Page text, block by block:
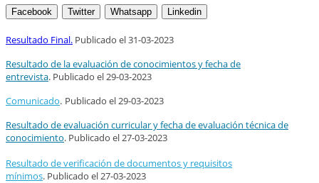
Facebook Twitter Whatsapp Linkedin
Resultado Final. Publicado el31-03-2023
Resultado de la evaluación de conocimientos y fecha de
entrevista. Publicado el29-03-2023
Comunicado. Publicado el29-03-2023
Resultado de evaluación curricular y fecha de evaluación técnica de
conocimiento. Publicado el27-03-2023
Resultado de verificación de documentos y requisitos
mínimos. Publicado el27-03-2023